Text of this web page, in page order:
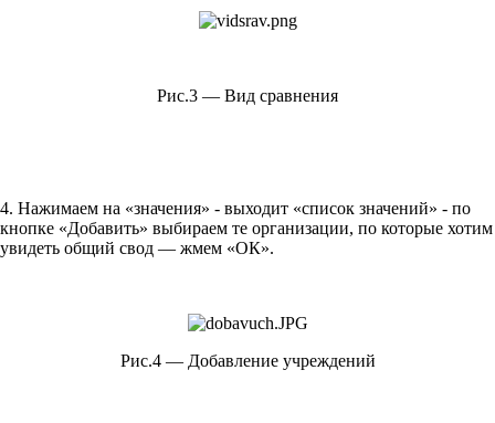
Рис.3 — Вид сравнения
4. Нажимаем на «значения» - выходит «список значений» - по
кнопке «Добавить» выбираем те организации, по которые хотим
увидеть общий свод — жмем «ОК».
Рис.4 — Добавление учреждений